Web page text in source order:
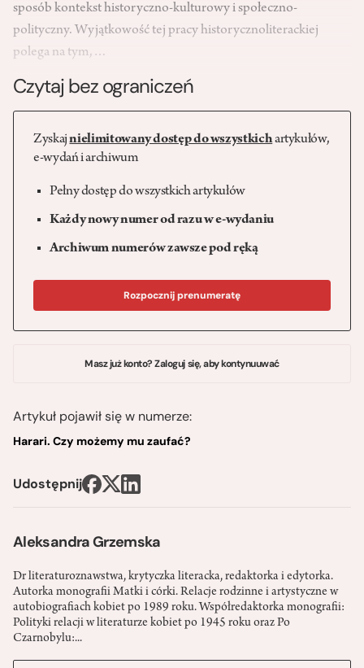
Aleksandra Grzemska
Dr literaturoznawstwa, krytyczka literacka, redaktorka i edytorka.
Autorka monografii Matki i córki. Relacje rodzinne i artystyczne w
autobiografiach kobiet po 1989 roku. Współredaktorka monografii:
Polityki relacji w literaturze kobiet po 1945 roku oraz Po
Czarnobylu:...
sposób kontekst historyczno-kulturowy i społeczno-
polityczny. Wyjątkowość tej pracy historycznoliterackiej
polega na tym,…
Czytaj bez ograniczeń
Zyskajnielimitowany dostęp do wszystkichartykułów,
e-wydań i archiwum
Pełny dostęp do wszystkich artykułów
Każdy nowy numer od razu w e-wydaniu
Archiwum numerów zawsze pod ręką
Rozpocznij prenumeratę
Masz już konto? Zaloguj się, aby kontynuuwać
Artykuł pojawił się w numerze:
Harari. Czy możemy mu zaufać?
Udostępnij